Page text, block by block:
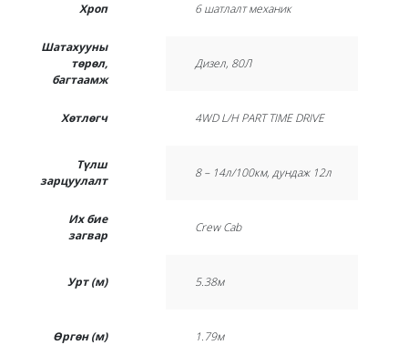
Хроп 6 шатлалт механик
Шатахууны
төрөл,
багтаамж
Дизел, 80Л
Хөтлөгч 4WD L/H PART TIME DRIVE
Түлш
зарцуулалт
8 – 14л/100км, дундаж 12л
Их бие
загвар
Crew Cab
Урт (м) 5.38м
Өргөн (м) 1.79м